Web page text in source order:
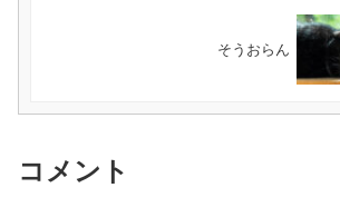
そうおらん
コメント